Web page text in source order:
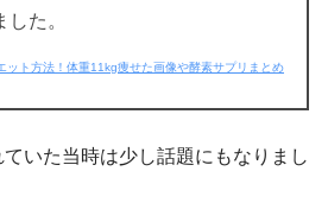
した。
ット方法！体重11kg痩せた画像や酵素サプリまとめ
いた当時は少し話題にもなりまし